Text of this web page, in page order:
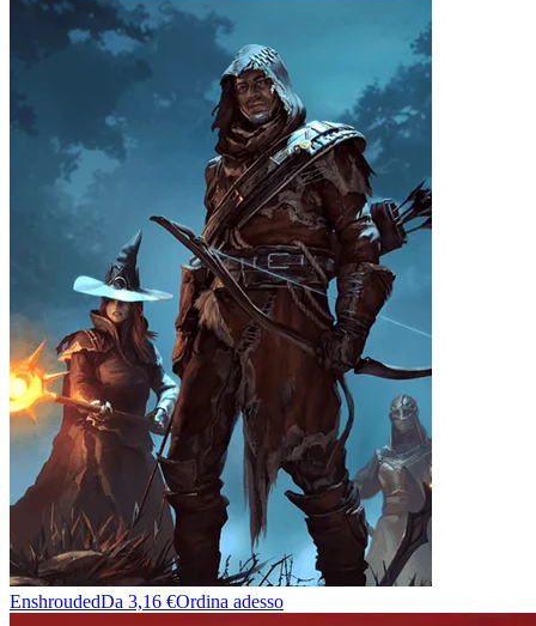
EnshroudedDa 3,16 €Ordina adesso